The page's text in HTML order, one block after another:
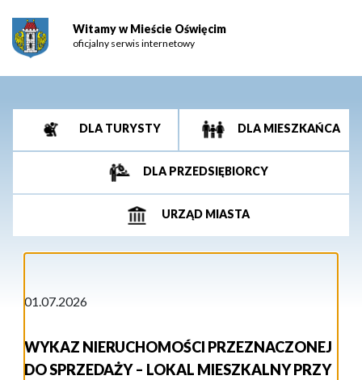
Witamy w Mieście Oświęcim
oficjalny serwis internetowy
DLA TURYSTY DLA MIESZKAŃCA
DLA PRZEDSIĘBIORCY
URZĄD MIASTA
01.07.2026
WYKAZ NIERUCHOMOŚCI PRZEZNACZONEJ
DO SPRZEDAŻY – LOKAL MIESZKALNY PRZY